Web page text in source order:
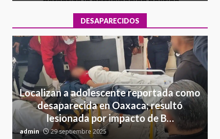
DESAPARECIDOS
Localizan a adolescente reportada como
desaparecida en Oaxaca; resultó
lesionada por impacto de B…
admin 29 septiembre 2025